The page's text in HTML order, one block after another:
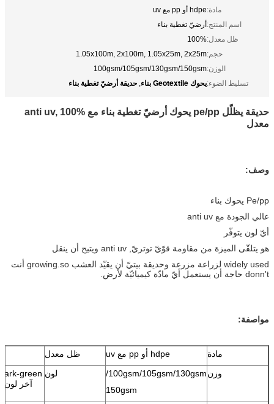
مادة:hdpe أو pp مع uv
اسم المنتج:أرضيّ تغطية بناء
ظل معدل:100%
حجم:1.05x100m, 2x100m, 1.05x25m, 2x25m
الوزن:100gsm/105gsm/130gsm/150gsm
تسليط الضوء:يحوك Geotextile بناء , حديقة أرضيّ تغطية بناء
حديقة يظلّل pe/pp يحوك أرضيّ تغطية بناء مع anti uv, 100%
معدل
وصف:
Pe/pp يحوك بناء
عالي الجودة مع anti uv
أيّ لون يتوفّر
هو يتلقّى الميزة من مقاومة قوّيّ توتريّ, anti uv ويتيح أن ينقل
widely used لزراعة مزرعة وحديقة بيتيّ أن يقيّد العشب growing.so أنت
donn't حاجة أن يستعمل أيّ مادّة كيميائيّة لأرض.
مواصفة:
مادة hdpe أو pp مع uv ظل معدل
وزن100gsm/105gsm/130gsm/
150gsm
لون
آخر لون